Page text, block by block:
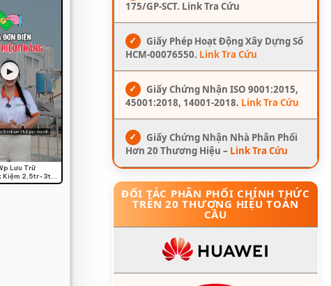
▶
Lưu Trữ
Kiệm 2,5tr-3tr
175/GP-SCT. Link Tra Cứu
✓
Giấy Phép Hoạt Động Xây Dựng Số
HCM-00076550. Link Tra Cứu
✓
Giấy Chứng Nhận ISO 9001:2015,
45001:2018, 14001-2018. Link Tra Cứu
✓
Giấy Chứng Nhận Nhà Phân Phối
Hơn 20 Thương Hiệu – Link Tra Cứu
ĐỐI TÁC PHÂN PHỐI CHÍNH THỨC
TRÊN 20 THƯƠNG HIỆU TOÀN
CẦU